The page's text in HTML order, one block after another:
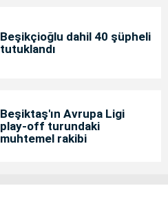
Beşikçioğlu dahil 40 şüpheli
tutuklandı
Beşiktaş'ın Avrupa Ligi
play-off turundaki
muhtemel rakibi